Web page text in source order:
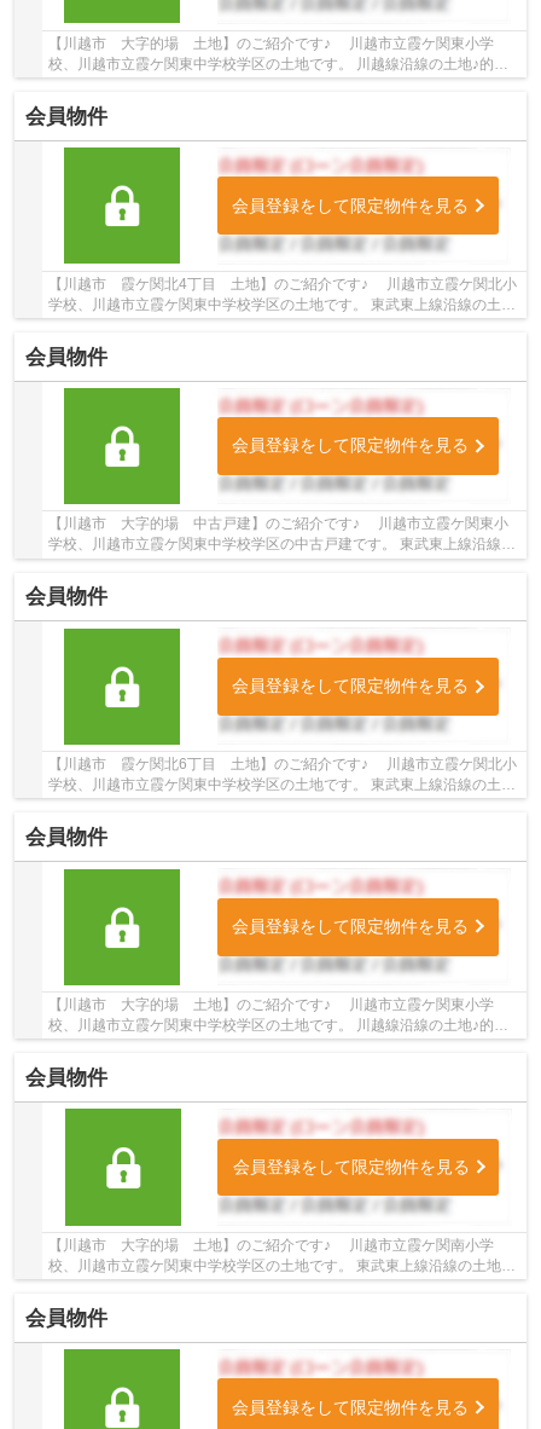
【川越市 大字的場 土地】のご紹介です♪ 川越市立霞ケ関東小学
校、川越市立霞ケ関東中学校学区の土地です。 川越線沿線の土地♪的場
駅徒歩11分の土地です。 お気軽にトゥルーズホー...
会員物件
会員登録をして限定物件を見る
【川越市 霞ケ関北4丁目 土地】のご紹介です♪ 川越市立霞ケ関北小
学校、川越市立霞ケ関東中学校学区の土地です。 東武東上線沿線の土地
♪霞ケ関駅徒歩15分の土地です。 お気軽にト...
会員物件
会員登録をして限定物件を見る
【川越市 大字的場 中古戸建】のご紹介です♪ 川越市立霞ケ関東小
学校、川越市立霞ケ関東中学校学区の中古戸建です。 東武東上線沿線の
中古戸建♪霞ヶ関駅徒歩14分の中古戸建です。 ...
会員物件
会員登録をして限定物件を見る
【川越市 霞ケ関北6丁目 土地】のご紹介です♪ 川越市立霞ケ関北小
学校、川越市立霞ケ関東中学校学区の土地です。 東武東上線沿線の土地
会員物件
会員登録をして限定物件を見る
【川越市 大字的場 土地】のご紹介です♪ 川越市立霞ケ関東小学
校、川越市立霞ケ関東中学校学区の土地です。 川越線沿線の土地♪的場
会員物件
会員登録をして限定物件を見る
【川越市 大字的場 土地】のご紹介です♪ 川越市立霞ケ関南小学
校、川越市立霞ケ関東中学校学区の土地です。 東武東上線沿線の土地♪
霞ケ関駅徒歩9分の土地です。 お気軽にトゥル...
会員物件
会員登録をして限定物件を見る